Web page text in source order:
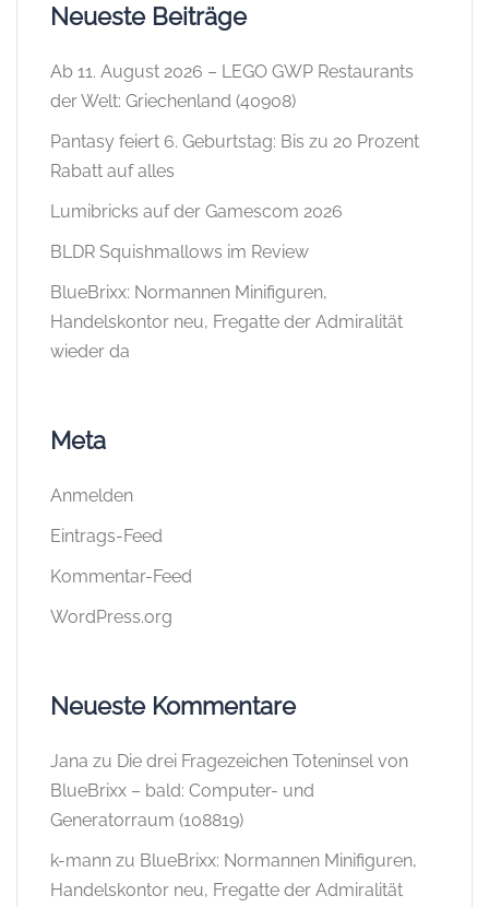
Neueste Beiträge
Ab 11. August 2026 – LEGO GWP Restaurants
der Welt: Griechenland (40908)
Pantasy feiert 6. Geburtstag: Bis zu 20 Prozent
Rabatt auf alles
Lumibricks auf der Gamescom 2026
BLDR Squishmallows im Review
BlueBrixx: Normannen Minifiguren,
Handelskontor neu, Fregatte der Admiralität
wieder da
Meta
Anmelden
Eintrags-Feed
Kommentar-Feed
WordPress.org
Neueste Kommentare
Jana zu Die drei Fragezeichen Toteninsel von
BlueBrixx – bald: Computer- und
Generatorraum (108819)
k-mann zu BlueBrixx: Normannen Minifiguren,
Handelskontor neu, Fregatte der Admiralität